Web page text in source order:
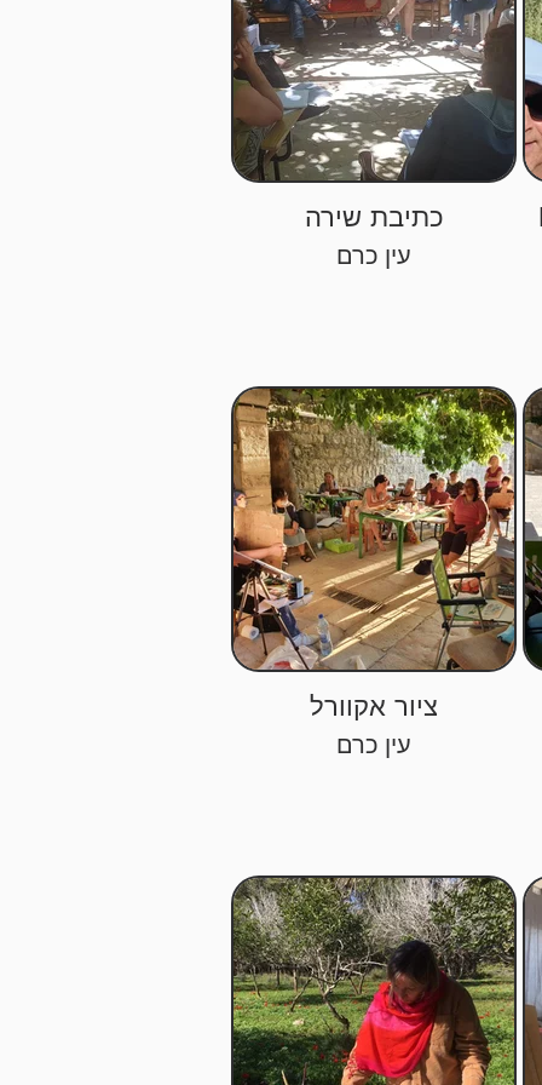
כתיבת שירה
עין כרם
ציור אקוורל
עין כרם